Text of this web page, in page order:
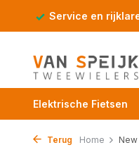
Service en
Elektrische Fietsen
Terug Home